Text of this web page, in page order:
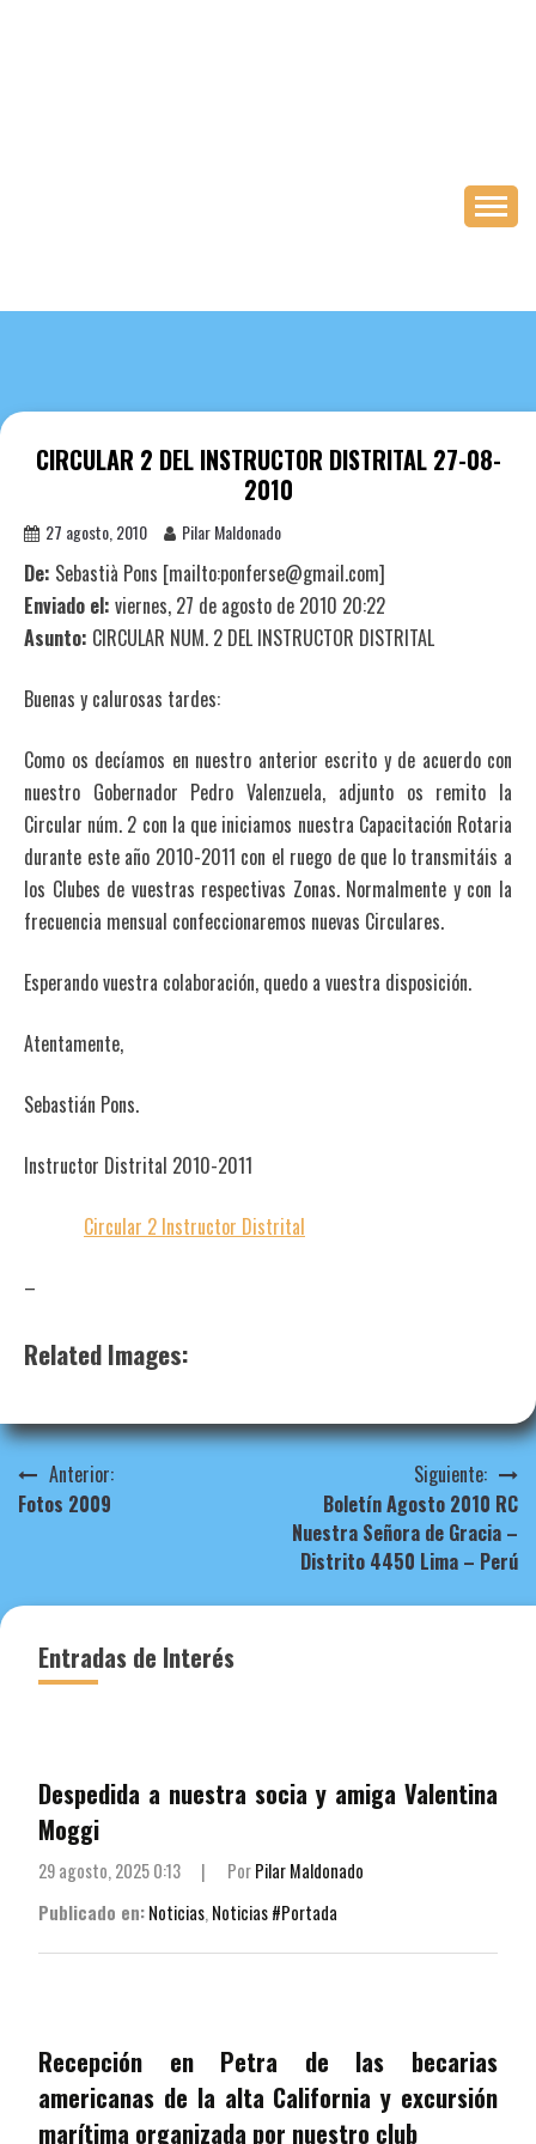
CIRCULAR 2 DEL INSTRUCTOR DISTRITAL 27-08-
2010
27 agosto, 2010 Pilar Maldonado
De: Sebastià Pons [mailto:ponferse@gmail.com]
Enviado el: viernes, 27 de agosto de 2010 20:22
Asunto: CIRCULAR NUM. 2 DEL INSTRUCTOR DISTRITAL
Buenas y calurosas tardes:
Como os decíamos en nuestro anterior escrito y de acuerdo con
nuestro Gobernador Pedro Valenzuela, adjunto os remito la
Circular núm. 2 con la que iniciamos nuestra Capacitación Rotaria
durante este año 2010-2011 con el ruego de que lo transmitáis a
los Clubes de vuestras respectivas Zonas. Normalmente y con la
frecuencia mensual confeccionaremos nuevas Circulares.
Esperando vuestra colaboración, quedo a vuestra disposición.
Atentamente,
Sebastián Pons.
Instructor Distrital 2010-2011
Circular 2 Instructor Distrital
–
Related Images:
Navegación
de
Anterior:
Fotos 2009
Siguiente:
Boletín Agosto 2010 RC
Nuestra Señora de Gracia –
Distrito 4450 Lima – Perú
Entradas de Interés
Despedida a nuestra socia y amiga Valentina
Moggi
29 agosto, 2025 0:13 | PorPilar Maldonado
Publicado en:Noticias, Noticias #Portada
Recepción en Petra de las becarias
americanas de la alta California y excursión
marítima organizada por nuestro club